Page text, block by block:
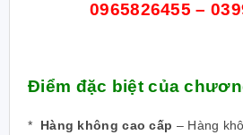
0965826455 –
Điểm đặc biệt của
* Hàng không cao cấp – Hàng